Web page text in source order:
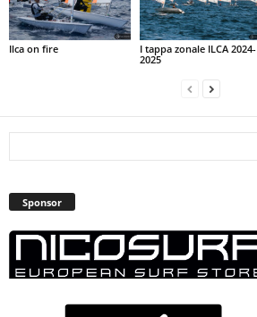
Ilca on fire
I tappa zonale ILCA 2024-
2025
Sponsor